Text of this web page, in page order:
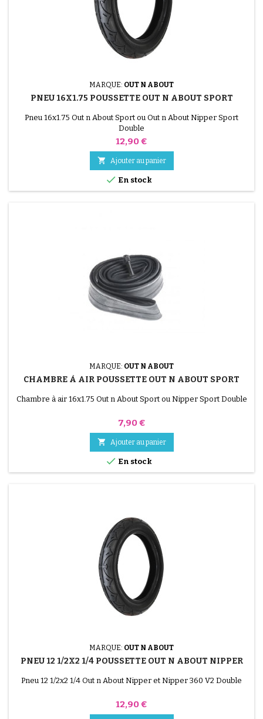
MARQUE: OUT N ABOUT
PNEU 16X1.75 POUSSETTE OUT N ABOUT SPORT
Pneu 16x1.75 Out n About Sport ou Out n About Nipper Sport
Double
Prix
12,90 €
 Ajouter au panier
 En stock
MARQUE: OUT N ABOUT
CHAMBRE À AIR POUSSETTE OUT N ABOUT SPORT
Chambre à air 16x1.75 Out n About Sport ou Nipper Sport Double
Prix
7,90 €
 Ajouter au panier
 En stock
MARQUE: OUT N ABOUT
PNEU 12 1/2X2 1/4 POUSSETTE OUT N ABOUT NIPPER
Pneu 12 1/2x2 1/4 Out n About Nipper et Nipper 360 V2 Double
Prix
12,90 €